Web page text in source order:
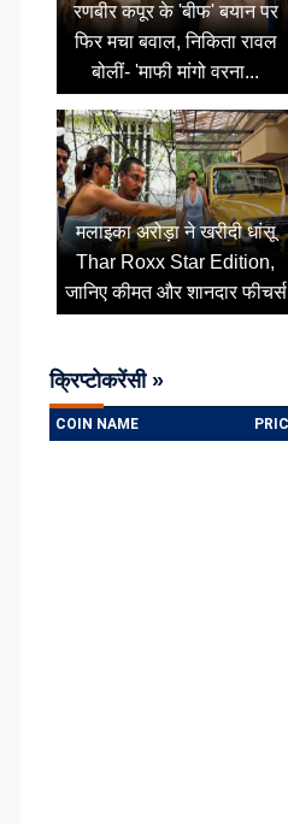
रणबीर कपूर के 'बीफ' बयान पर
फिर मचा बवाल, निकिता रावल
बोलीं- 'माफी मांगो वरना...
मलाइका अरोड़ा ने खरीदी धांसू
Thar Roxx Star Edition,
जानिए कीमत और शानदार फीचर्स
क्रिप्टोकरेंसी »